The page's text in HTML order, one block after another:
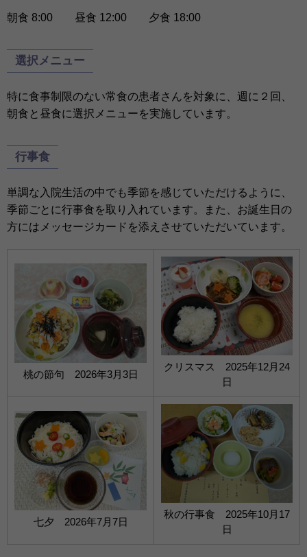
朝食 8:00 昼食 12:00 夕食 18:00
選択メニュー
特に食事制限のない常食の患者さんを対象に、週に２回、
朝食と昼食に選択メニューを実施しています。
行事食
単調な入院生活の中でも季節を感じていただけるように、
季節ごとに行事食を取り入れています。また、お誕生日の
方にはメッセージカードを添えさせていただいています。
桃の節句 2026年3月3日
クリスマス 2025年12月24
日
七夕 2026年7月7日
秋の行事食 2025年10月17
日